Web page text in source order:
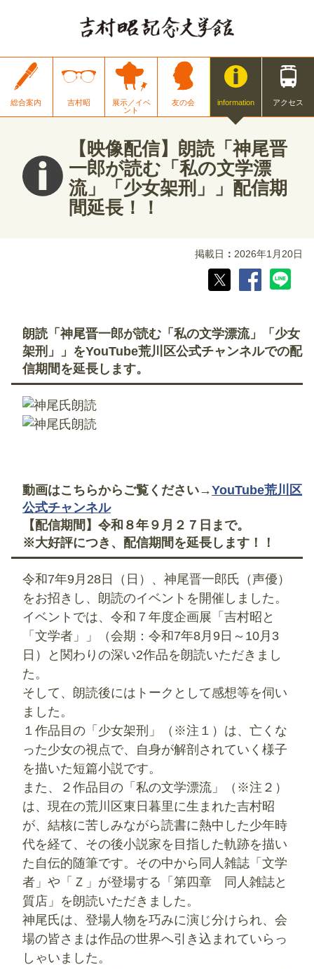
総合案内 吉村昭
展示／イベ
ント
友の会 information アクセス
【映像配信】朗読「神尾晋
一郎が読む「私の文学漂
流」「少女架刑」」配信期
間延長！！
掲載日 2026年1月20日
朗読「神尾晋一郎が読む「私の文学漂流」「少女
架刑」」をYouTube荒川区公式チャンネルでの配
信期間を延長します。
動画はこちらからご覧ください→YouTube荒川区
公式チャンネル
【配信期間】令和８年９月２７日まで。
※大好評につき、配信期間を延長します！！
令和7年9月28日（日）、神尾晋一郎氏（声優）
をお招きし、朗読のイベントを開催しました。
イベントでは、令和７年度企画展「吉村昭と
「文学者」」（会期：令和7年8月9日～10月3
日）と関わりの深い2作品を朗読いただきまし
た。
そして、朗読後にはトークとして感想等を伺い
ました。
１作品目の「少女架刑」（※注１）は、亡くな
った少女の視点で、自身が解剖されていく様子
を描いた短篇小説です。
また、２作品目の「私の文学漂流」（※注２）
は、現在の荒川区東日暮里に生まれた吉村昭
が、結核に苦しみながら読書に熱中した少年時
代を経て、その後小説家を目指した軌跡を描い
た自伝的随筆です。その中から同人雑誌「文学
者」や「Ｚ」が登場する「第四章 同人雑誌と
質店」を朗読いただきました。
神尾氏は、登場人物を巧みに演じ分けられ、会
場の皆さまは作品の世界へ引き込まれていらっ
しゃいました。